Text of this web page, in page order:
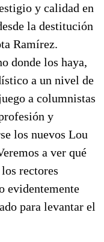
y calidad en
la destitución
Ramírez.
donde los haya,
a un nivel de
a columnistas
y
los nuevos Lou
a ver qué
rectores
evidentemente
para levantar el